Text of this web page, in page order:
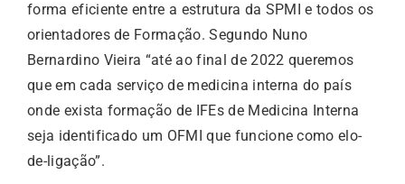
forma eficiente entre a estrutura da SPMI e todos os
orientadores de Formação. Segundo Nuno
Bernardino Vieira “até ao final de 2022 queremos
que em cada serviço de medicina interna do país
onde exista formação de IFEs de Medicina Interna
seja identificado um OFMI que funcione como elo-
de-ligação”.